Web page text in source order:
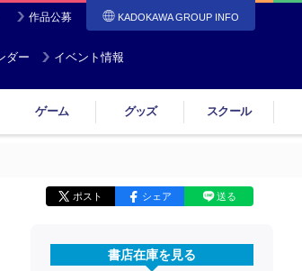
作品公募 KADOKAWA GROUP INFO
ダー イベント情報
ゲーム グッズ スクール
ポスト シェア 送る
書店在庫を見る